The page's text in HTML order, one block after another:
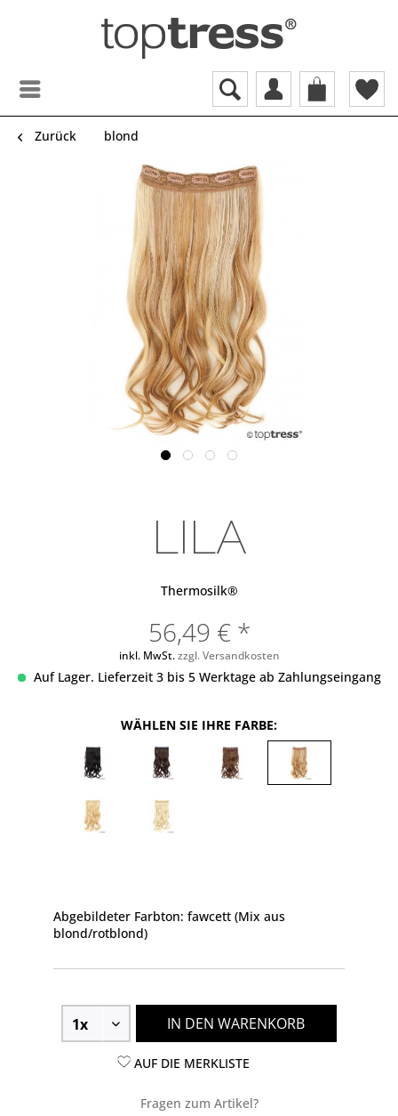
Zurück blond
LILA
Thermosilk®
56,49 € *
inkl. MwSt.zzgl. Versandkosten
Auf Lager. Lieferzeit 3 bis 5 Werktage ab Zahlungseingang
WÄHLEN SIE IHRE FARBE:
Abgebildeter Farbton: fawcett (Mix aus
blond/rotblond)
IN DEN WARENKORB
AUF DIE MERKLISTE
Fragen zum Artikel?